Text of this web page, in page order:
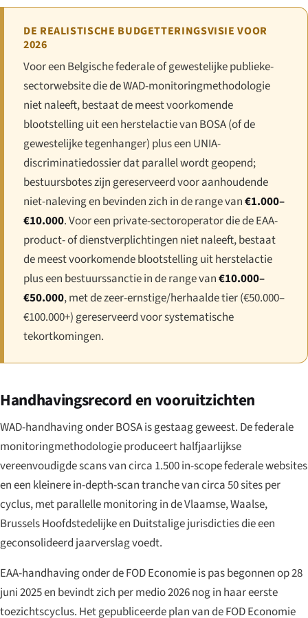
DE REALISTISCHE BUDGETTERINGSVISIE VOOR
2026
Voor een Belgische federale of gewestelijke publieke-
sectorwebsite die de WAD-monitoringmethodologie
niet naleeft, bestaat de meest voorkomende
blootstelling uit een herstelactie van BOSA (of de
gewestelijke tegenhanger) plus een UNIA-
discriminatiedossier dat parallel wordt geopend;
bestuursbotes zijn gereserveerd voor aanhoudende
niet-naleving en bevinden zich in de range van€1.000–
€10.000. Voor een private-sectoroperator die de EAA-
product- of dienstverplichtingen niet naleeft, bestaat
de meest voorkomende blootstelling uit herstelactie
plus een bestuurssanctie in de range van€10.000–
€50.000, met de zeer-ernstige/herhaalde tier (€50.000–
€100.000+) gereserveerd voor systematische
tekortkomingen.
Handhavingsrecord en vooruitzichten
WAD-handhaving onder BOSA is gestaag geweest. De federale
monitoringmethodologie produceert halfjaarlijkse
vereenvoudigde scans van circa 1.500 in-scope federale websites
en een kleinere in-depth-scan tranche van circa 50 sites per
cyclus, met parallelle monitoring in de Vlaamse, Waalse,
Brussels Hoofdstedelijke en Duitstalige jurisdicties die een
geconsolideerd jaarverslag voedt.
EAA-handhaving onder de FOD Economie is pas begonnen op 28
juni 2025 en bevindt zich per medio 2026 nog in haar eerste
toezichtscyclus. Het gepubliceerde plan van de FOD Economie